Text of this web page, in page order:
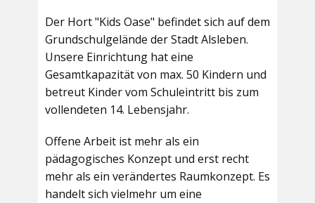
Der Hort "Kids Oase" befindet sich auf dem
Grundschulgelände der Stadt Alsleben.
Unsere Einrichtung hat eine
Gesamtkapazität von max. 50 Kindern und
betreut Kinder vom Schuleintritt bis zum
vollendeten 14. Lebensjahr.
Offene Arbeit ist mehr als ein
pädagogisches Konzept und erst recht
mehr als ein verändertes Raumkonzept. Es
handelt sich vielmehr um eine